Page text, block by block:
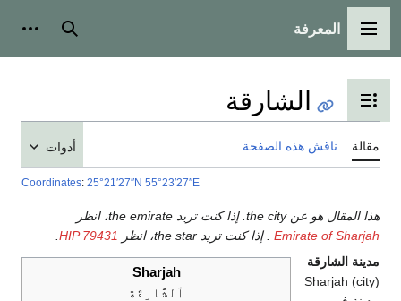
القائمة الرئيسية
المعرفة بحث
تبديل عرض جدول المحتويات
الشارقة
مقالة ناقش هذه الصفحة أدوات
Coordinates: 25°21′27″N 55°23′27″E
هذا المقال هو عن the city. إذا كنت تريد the emirate، انظر
Emirate of Sharjah
. إذا كنت تريد the star، انظر HIP 79431
Sharjah
ٱلشَّارقَة
مدينة الشارقة
Sharjah (city)